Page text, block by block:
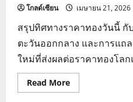
โกลด์เซียน เมษายน 21, 2026
สรุปทิศทางราคาทองวันนี้ กั
ตะวันออกกลาง และการแถ
ใหม่ที่ส่งผลต่อราคาทองโล
Read MoreRead
more